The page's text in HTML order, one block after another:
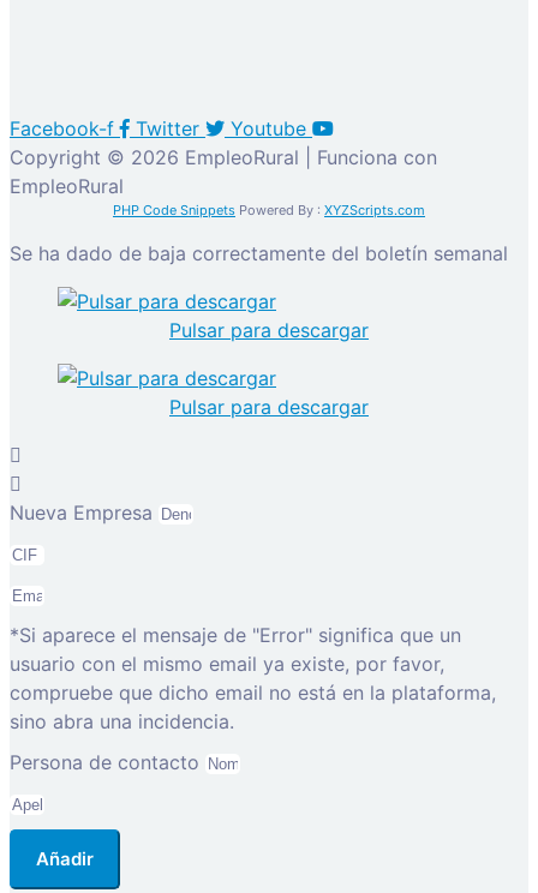
Facebook-f Twitter
Youtube
Copyright © 2026 EmpleoRural | Funciona con
EmpleoRural
PHP Code Snippets Powered By : XYZScripts.com
Se ha dado de baja correctamente del boletín semanal
Pulsar para descargar
Pulsar para descargar
Nueva Empresa
*Si aparece el mensaje de "Error" significa que un
usuario con el mismo email ya existe, por favor,
compruebe que dicho email no está en la plataforma,
sino abra una incidencia.
Persona de contacto
Añadir